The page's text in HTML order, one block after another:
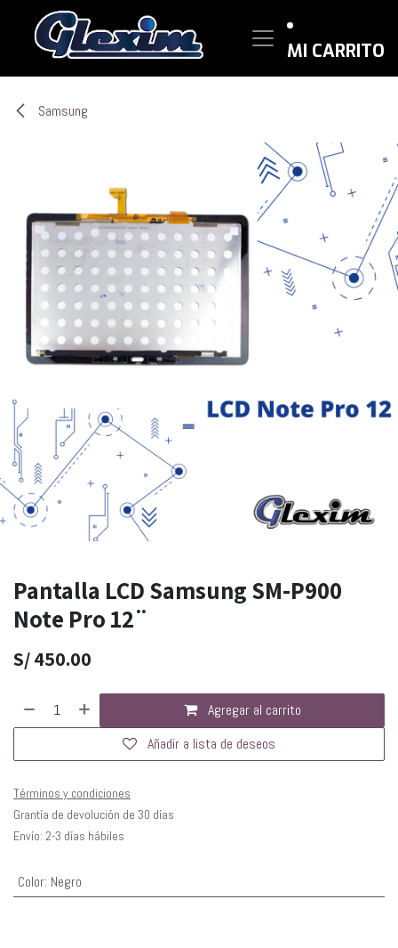
Ir al contenido
MI CARRITO
Samsung
Pantalla LCD Samsung SM-P900
Note Pro 12¨
S/450.00
Agregar al carrito
Añadir a lista de deseos
Términos y condiciones
Grantía de devolución de 30 días
Envío: 2-3 días hábiles
Color: Negro